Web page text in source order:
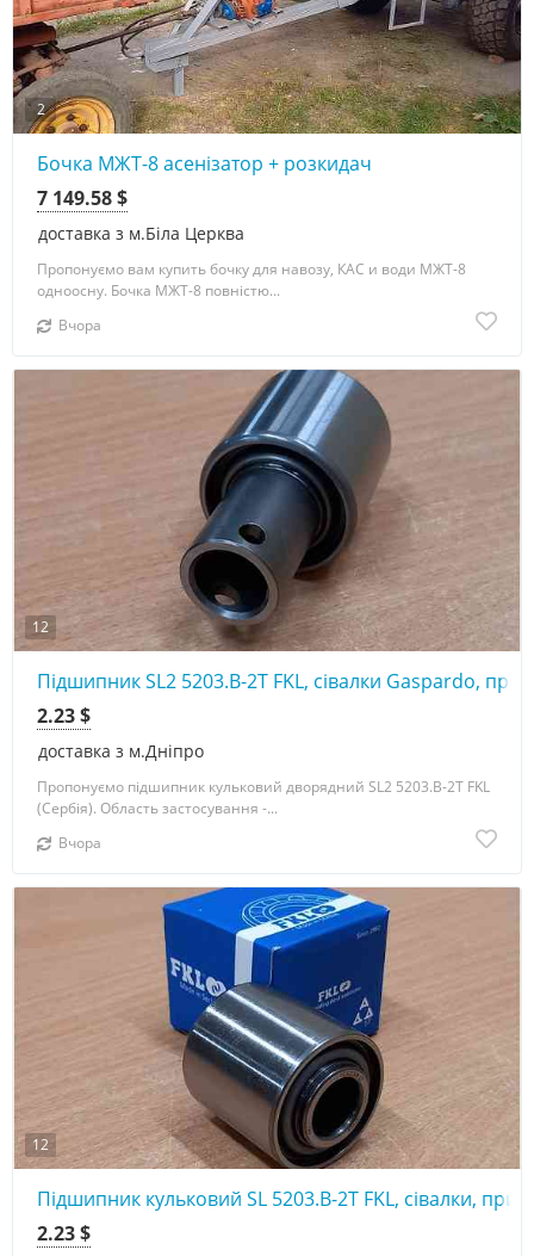
2
Бочка МЖТ-8 асенізатор + розкидач
доставка з м.Біла Церква
7 149.58 $
Пропонуємо вам купить бочку для навозу, КАС и води МЖТ-8
одноосну. Бочка МЖТ-8 повністю...
Вчора
12
Підшипник SL2 5203.B-2T FKL, сівалки Gaspardo,
доставка з м.Дніпро
2.23 $
Пропонуємо підшипник кульковий дворядний SL2 5203.B-2T FKL
(Сербія). Область застосування -...
Вчора
12
Підшипник кульковий SL 5203.B-2T FKL, сівалки,
2.23 $